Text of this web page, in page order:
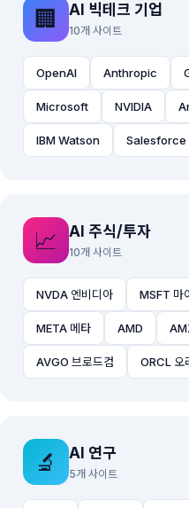
🏢 AI 빅테크 기업
10개 사이트
OpenAI Anthropic
Microsoft NVIDIA
IBM Watson Salesforce
📈 AI 주식/투자
10개 사이트
NVDA 엔비디아 MSFT 마
META 메타 AMD
AVGO 브로드컴 ORCL 오
🔬 AI 연구
5개 사이트